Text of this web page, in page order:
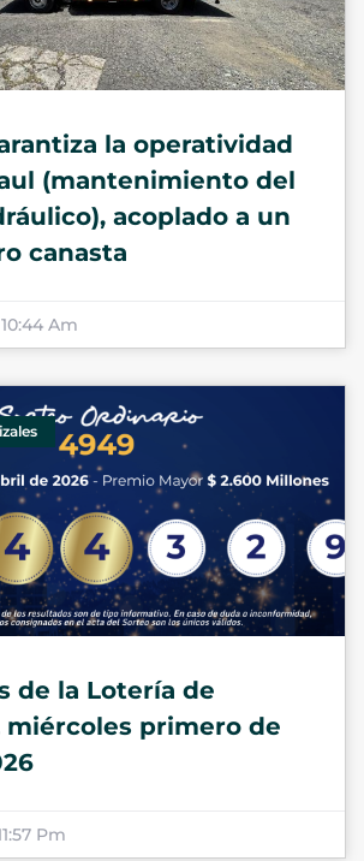
la operatividad
(mantenimiento del
acoplado a un
canasta
10:44 Am
de la Lotería de
miércoles primero de
Pm